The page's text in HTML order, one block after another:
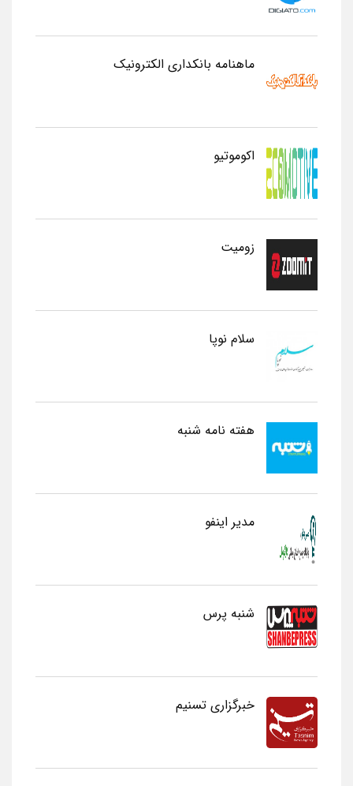
ماهنامه بانکداری الکترونیک
اکوموتیو
زومیت
سلام نوپا
هفته نامه شنبه
مدیر اینفو
شنبه پرس
خبرگزاری تسنیم